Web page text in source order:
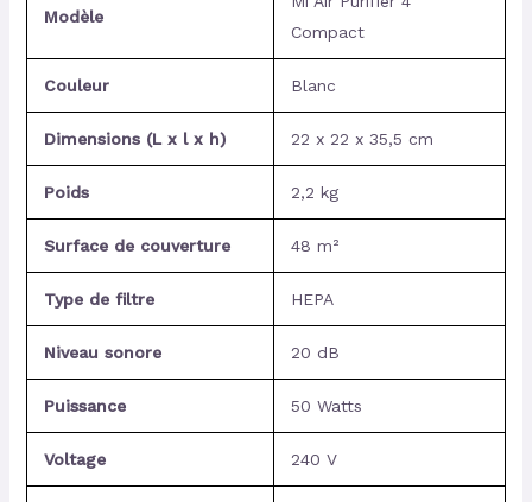
Modèle
Compact
Couleur Blanc
Dimensions (L x l x h) 22 x 22 x 35,5 cm
Poids 2,2 kg
Surface de couverture 48 m²
Type de filtre HEPA
Niveau sonore 20 dB
Puissance 50 Watts
Voltage 240 V